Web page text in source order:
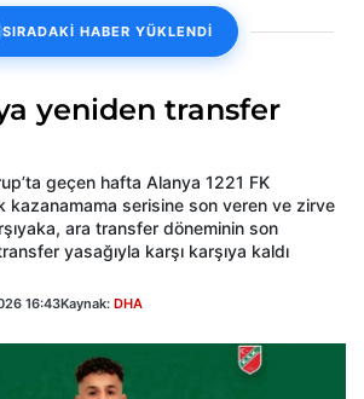
SIRADAKİ HABER YÜKLENDİ
yeniden transfer
geçen hafta Alanya 1221 FK
kazanamama serisine son veren ve zirve
ara transfer döneminin son
yasağıyla karşı karşıya kaldı
16:43Kaynak: DHA